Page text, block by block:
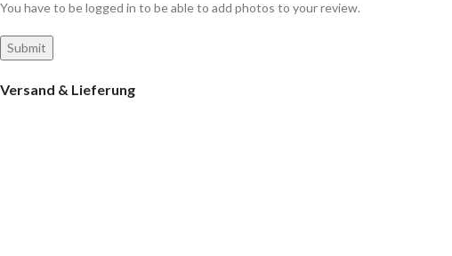
You have to be logged in to be able to add photos to your review.
Versand & Lieferung